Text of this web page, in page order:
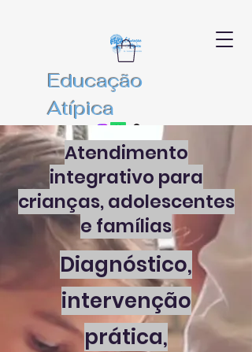
Educação
Atípica
Atendimento
integrativo para
crianças, adolescentes
e famílias
Diagnóstico,
intervenção
prática,